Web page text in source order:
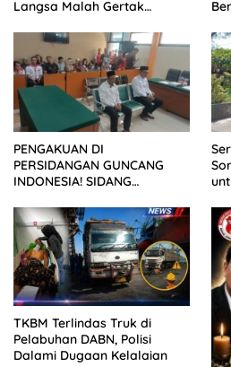
Langsa Malah Gertak
PENGAKUAN DI
PERSIDANGAN GUNCANG
INDONESIA! SIDANG
KELUARGA KORBAN
MENGAMUK DI PN MALANG
TKBM Terlindas Truk di
Pelabuhan DABN, Polisi
Dalami Dugaan Kelalaian